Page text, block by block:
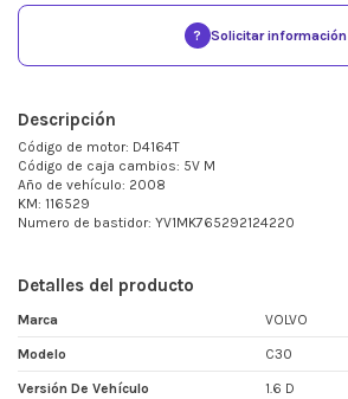
? Solicitar información
Descripción
Código de motor: D4164T
Código de caja cambios: 5V M
Año de vehículo: 2008
KM: 116529
Numero de bastidor: YV1MK765292124220
Detalles del producto
Marca VOLVO
Modelo C30
Versión De Vehículo 1.6 D